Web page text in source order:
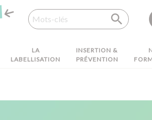
LA
LABELLISATION
INSERTION &
PRÉVENTION
Recherche